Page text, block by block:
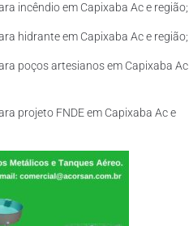
incêndio em Capixaba Ac e região;
hidrante em Capixaba Ac e região;
poços artesianos em Capixaba Ac
projeto FNDE em Capixaba Ac e